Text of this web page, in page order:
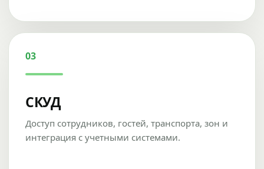
03
СКУД
Доступ сотрудников, гостей, транспорта, зон и
интеграция с учетными системами.